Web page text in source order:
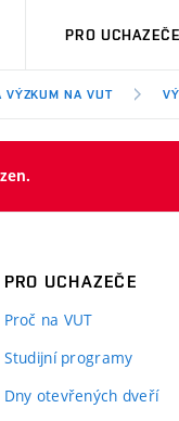
PRO UCHAZEČE
VÝZKUM NA VUT
PRO UCHAZEČE
Proč na VUT
Studijní programy
Dny otevřených dveří